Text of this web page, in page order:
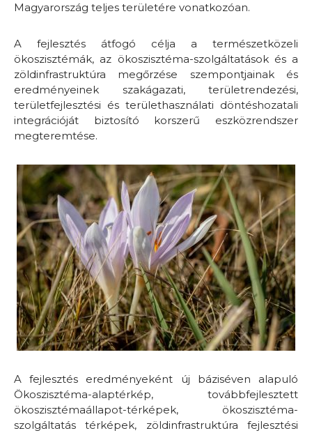
Magyarország teljes területére vonatkozóan.
A fejlesztés átfogó célja a természetközeli
ökoszisztémák, az ökoszisztéma-szolgáltatások és a
zöldinfrastruktúra megőrzése szempontjainak és
eredményeinek szakágazati, területrendezési,
területfejlesztési és területhasználati döntéshozatali
integrációját biztosító korszerű eszközrendszer
megteremtése.
A fejlesztés eredményeként új báziséven alapuló
Ökoszisztéma-alaptérkép, továbbfejlesztett
ökoszisztémaállapot-térképek, ökoszisztéma-
szolgáltatás térképek, zöldinfrastruktúra fejlesztési